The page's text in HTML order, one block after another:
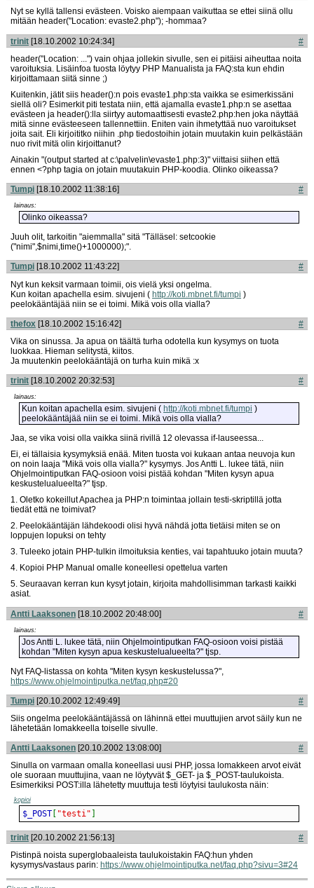
Nyt se kyllä tallensi evästeen. Voisko aiempaan vaikuttaa se ettei siinä ollu
mitään header("Location: evaste2.php"); -hommaa?
trinit [18.10.2002 10:24:34]
#
header("Location: ...") vain ohjaa jollekin sivulle, sen ei pitäisi aiheuttaa noita
varoituksia. Lisäinfoa tuosta löytyy PHP Manualista ja FAQ:sta kun ehdin
kirjoittamaan siitä sinne ;)
Kuitenkin, jätit siis header():n pois evaste1.php:sta vaikka se esimerkissäni
siellä oli? Esimerkit piti testata niin, että ajamalla evaste1.php:n se asettaa
evästeen ja header():lla siirtyy automaattisesti evaste2.php:hen joka näyttää
mitä sinne evästeeseen tallennettiin. Eniten vain ihmetyttää nuo varoitukset
joita sait. Eli kirjoititko niihin .php tiedostoihin jotain muutakin kuin pelkästään
nuo rivit mitä olin kirjoittanut?
Ainakin "(output started at c:\palvelin\evaste1.php:3)" viittaisi siihen että
ennen <?php tagia on jotain muutakuin PHP-koodia. Olinko oikeassa?
Tumpi [18.10.2002 11:38:16] #
lainaus:
Olinko oikeassa?
Juuh olit, tarkoitin "aiemmalla" sitä "Tälläsel: setcookie
("nimi",$nimi,time()+1000000);".
Tumpi [18.10.2002 11:43:22]
#
Nyt kun keksit varmaan toimii, ois vielä yksi ongelma.
Kun koitan apachella esim. sivujeni ( http://koti.mbnet.fi/tumpi )
peelokääntäjää niin se ei toimi. Mikä vois olla vialla?
thefox [18.10.2002 15:16:42]
#
Vika on sinussa. Ja apua on täältä turha odotella kun kysymys on tuota
luokkaa. Hieman selitystä, kiitos.
Ja muutenkin peelokääntäjä on turha kuin mikä :x
trinit [18.10.2002 20:32:53] #
lainaus:
Kun koitan apachella esim. sivujeni ( http://koti.mbnet.fi/tumpi )
peelokääntäjää niin se ei toimi. Mikä vois olla vialla?
Jaa, se vika voisi olla vaikka siinä rivillä 12 olevassa if-lauseessa...
Ei, ei tällaisia kysymyksiä enää. Miten tuosta voi kukaan antaa neuvoja kun
on noin laaja "Mikä vois olla vialla?" kysymys. Jos Antti L. lukee tätä, niin
Ohjelmointiputkan FAQ-osioon voisi pistää kohdan "Miten kysyn apua
keskustelualueelta?" tjsp.
1. Oletko kokeillut Apachea ja PHP:n toimintaa jollain testi-skriptillä jotta
tiedät että ne toimivat?
2. Peelokääntäjän lähdekoodi olisi hyvä nähdä jotta tietäisi miten se on
loppujen lopuksi on tehty
3. Tuleeko jotain PHP-tulkin ilmoituksia kenties, vai tapahtuuko jotain muuta?
4. Kopioi PHP Manual omalle koneellesi opettelua varten
5. Seuraavan kerran kun kysyt jotain, kirjoita mahdollisimman tarkasti kaikki
asiat.
Antti Laaksonen [18.10.2002 20:48:00] #
lainaus:
Jos Antti L. lukee tätä, niin Ohjelmointiputkan FAQ-osioon voisi pistää
kohdan "Miten kysyn apua keskustelualueelta?" tjsp.
Nyt FAQ-listassa on kohta "Miten kysyn keskustelussa?",
https://www.ohjelmointiputka.net/faq.php#20
Tumpi [20.10.2002 12:49:49]
#
Siis ongelma peelokääntäjässä on lähinnä ettei muuttujien arvot säily kun ne
lähetetään lomakkeella toiselle sivulle.
Antti Laaksonen [20.10.2002 13:08:00]
#
Sinulla on varmaan omalla koneellasi uusi PHP, jossa lomakkeen arvot eivät
ole suoraan muuttujina, vaan ne löytyvät $_GET- ja $_POST-taulukoista.
Esimerkiksi POST:illa lähetetty muuttuja testi löytyisi taulukosta näin:
kopioi
$_POST "testi"
trinit [20.10.2002 21:56:13]
#
Pistinpä noista superglobaaleista taulukoistakin FAQ:hun yhden
kysymys/vastaus parin: https://www.ohjelmointiputka.net/faq.php?sivu=3#24